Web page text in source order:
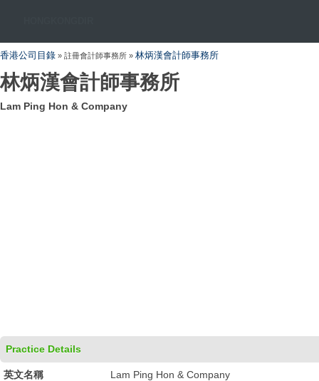
香港公司目錄 » 註冊會計師事務所 » 林炳漢會計師事務所
林炳漢會計師事務所
Lam Ping Hon & Company
Practice Details
英文名稱 Lam Ping Hon & Company